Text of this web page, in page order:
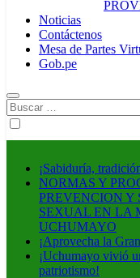
Noticias
Contáctenos
Mesa de Partes
Gob.pe
Buscar:
¡Sabiduría,
NORMAS Y
PREVENCION Y
SEXUAL EN LA
UCHUMAYO
¡Aprovecha la
¡Uchumayo vivió
patriotismo!